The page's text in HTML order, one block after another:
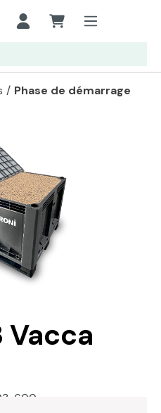
/ Phase de démarrage
Vacca
600